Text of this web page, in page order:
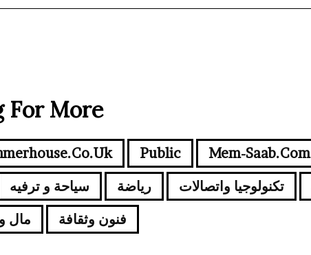
More?
Mem-Saab.com
Public
تكنولوجيا واتصالات رياضة سياحة و ترفيه
فنون وثقافة
مال